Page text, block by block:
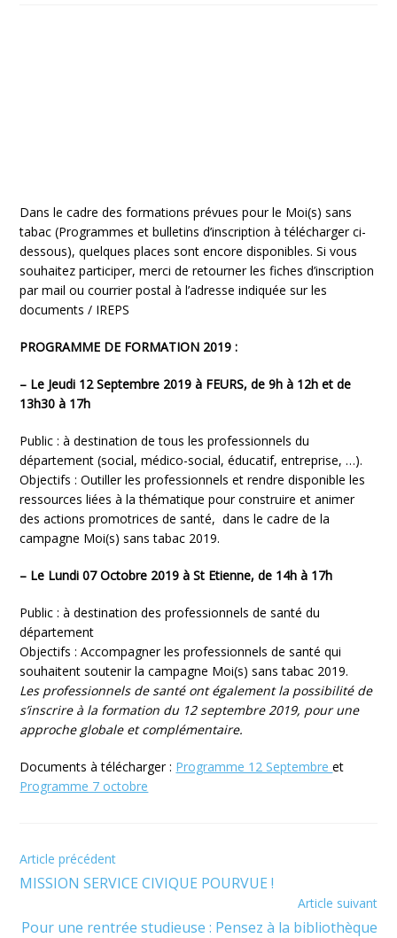
Dans le cadre des formations prévues pour le Moi(s) sans
tabac (Programmes et bulletins d’inscription à télécharger ci-
dessous), quelques places sont encore disponibles. Si vous
souhaitez participer, merci de retourner les fiches d’inscription
par mail ou courrier postal à l’adresse indiquée sur les
documents / IREPS
PROGRAMME DE FORMATION 2019 :
– Le Jeudi 12 Septembre 2019 à FEURS, de 9h à 12h et de
13h30 à 17h
Public : à destination de tous les professionnels du
département (social, médico-social, éducatif, entreprise, …).
Objectifs : Outiller les professionnels et rendre disponible les
ressources liées à la thématique pour construire et animer
des actions promotrices de santé, dans le cadre de la
campagne Moi(s) sans tabac 2019.
– Le Lundi 07 Octobre 2019 à St Etienne, de 14h à 17h
Public : à destination des professionnels de santé du
département
Objectifs : Accompagner les professionnels de santé qui
souhaitent soutenir la campagne Moi(s) sans tabac 2019.
Les professionnels de santé ont également la possibilité de
s’inscrire à la formation du 12 septembre 2019, pour une
approche globale et complémentaire.
Documents à télécharger : Programme 12 Septembreet
Programme 7 octobre
Read
more
Article précédent
MISSION SERVICE CIVIQUE POURVUE !
Article suivant
Pour une rentrée studieuse : Pensez à la bibliothèque